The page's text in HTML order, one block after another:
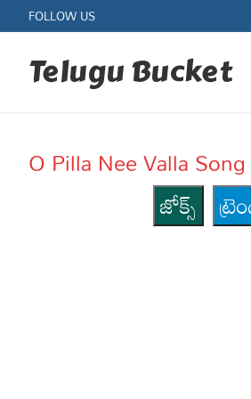
to
content
FOLLOW US
Telugu Bucket
O Pilla Nee Valla
జోక్స్